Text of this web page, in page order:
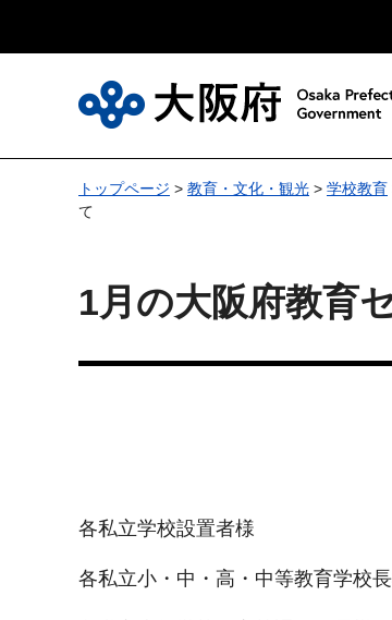
トップページ > 教育・文化・観光 > 学校教育
て
1月の大阪府教育
各私立学校設置者様
各私立小・中・高・中等教育学校